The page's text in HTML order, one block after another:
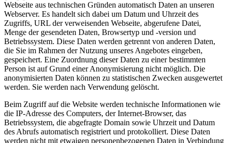
Webseite aus technischen Gründen automatisch Daten an unseren
Webserver. Es handelt sich dabei um Datum und Uhrzeit des
Zugriffs, URL der verweisenden Webseite, abgerufene Datei,
Menge der gesendeten Daten, Browsertyp und -version und
Betriebssystem. Diese Daten werden getrennt von anderen Daten,
die Sie im Rahmen der Nutzung unseres Angebotes eingeben,
gespeichert. Eine Zuordnung dieser Daten zu einer bestimmten
Person ist auf Grund einer Anonymisierung nicht möglich. Die
anonymisierten Daten können zu statistischen Zwecken ausgewertet
werden. Sie werden nach Verwendung gelöscht.
Beim Zugriff auf die Website werden technische Informationen wie
die IP-Adresse des Computers, der Internet-Browser, das
Betriebssystem, die abgefragte Domain sowie Uhrzeit und Datum
des Abrufs automatisch registriert und protokolliert. Diese Daten
werden nicht mit etwaigen personenbezogenen Daten in Verbindung